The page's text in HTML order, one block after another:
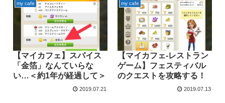
my cafe
【マイカフェ】スパイス
「金箔」なんていらな
い…＜約1年が経過して＞
2019.07.21
my cafe
【マイカフェ‐レストラン
ゲーム】フェスティバル
のクエストを攻略する！
2019.07.13